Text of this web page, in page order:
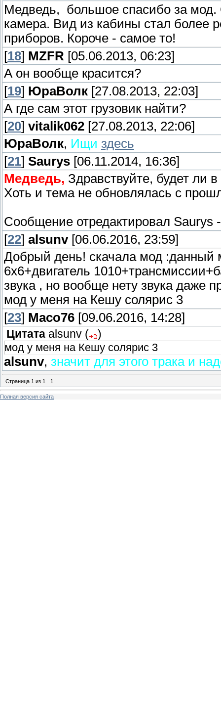
Медведь, большое спасибо за
камера. Вид из кабины стал более
приборов. Короче - самое то!
[18] MZFR [05.06.2013, 06:23]
А он вообще красится?
[19] ЮраВолк [27.08.2013, 22:03]
А где сам этот грузовик найти?
[20] vitalik062 [27.08.2013, 22:06]
ЮраВолк, Ищи здесь
[21] Saurys [06.11.2014, 16:36]
Медведь, Здравствуйте, будет ли
Хоть и тема не обновлялась с
Сообщение отредактировал Saurys
[22] alsunv[06.06.2016, 23:59]
Добрый день! скачала мод :данный
6х6+двигатель
звука , но вообще нету звука даже
мод у меня на Кешу солярис 3
[23] Maco76 [09.06.2016, 14:28]
Цитата alsunv (
)
мод у меня на Кешу солярис 3
alsunv, значит для этого трака и
Страница 1 из 1 1
Полная версия сайта